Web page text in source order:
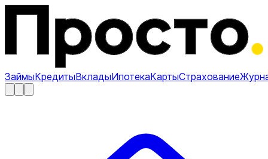
ЗаймыКредитыВкладыИпотекаКартыСтрахование